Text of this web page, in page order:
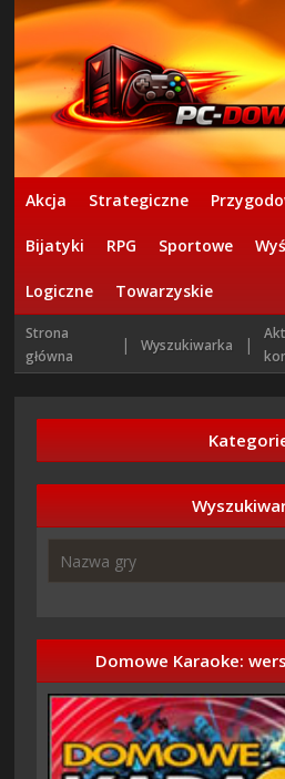
Akcja Strategiczne
Bijatyki RPG Sportowe
Logiczne Towarzyskie
Strona
główna
| Wyszukiwarka |
Domowe Karaoke: